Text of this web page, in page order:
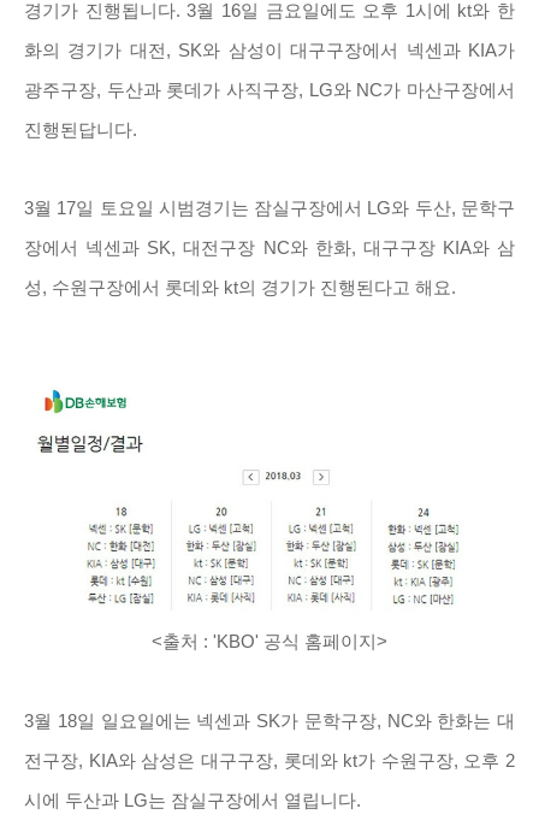
경기가 진행됩니다. 3월 16일 금요일에도 오후 1시에 kt와 한
화의 경기가 대전, SK와 삼성이 대구구장에서 넥센과 KIA가
광주구장, 두산과 롯데가 사직구장, LG와 NC가 마산구장에서
진행된답니다.
3월 17일 토요일 시범경기는 잠실구장에서 LG와 두산, 문학구
장에서 넥센과 SK, 대전구장 NC와 한화, 대구구장 KIA와 삼
성, 수원구장에서 롯데와 kt의 경기가 진행된다고 해요.
<출처 : 'KBO' 공식 홈페이지 >
3월 18일 일요일에는 넥센과 SK가 문학구장, NC와 한화는 대
전구장, KIA와 삼성은 대구구장, 롯데와 kt가 수원구장, 오후 2
시에 두산과 LG는 잠실구장에서 열립니다.